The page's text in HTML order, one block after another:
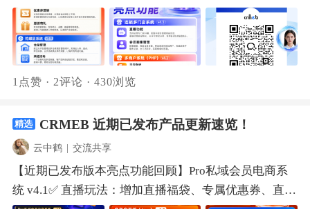
阶段，请各位创作者和投票用户关注每个阶段的主线内
容：8月7日起，你就可以行动了！️️登录CRMEB后台设
计主题：https://theme-admin.crmeb.net/admin/login⚠️建
议使用PC端登录创作设计制作原创商城主题，上传作品
为参赛作品即可！✅商城主题设计、主题广场使用教
程，️请点击下方链接查看！
https://doc.crmeb.com/single/v6/40013谁可以参加？参
赛方：所有CRMEB客户、入驻合作商、独立设计师/开
发者。只要有创意有想法，都可以来投稿，作品数量不
由创建时效卡（年卡、季卡、月卡等）、次数卡，灵活
定价并配置服务内容，完美适配美业、健身、培训等不
同业态需求，彻底解决传统线下卡项登记繁琐、余量模
糊、核销不便等问题。比如：一家美容院可以上架一
个“面部护理10次卡”，设置90天内有效；一家健身房可
培机构则可以发布“20节编程课包”，有效期为一年。使
用频次、有效期都可以灵活设置，满足不同行业不同场
景的使用需求。分次核销使用，余量清晰透明用户在商
品详情页能清楚看到包含哪些服务项目、每个项目可核
动绑定上下级，新增转赠溯源与作废机制，让优惠券从
促单工具升级为裂变营销利器。2、邀请有礼：双向奖
励机制，支持积分、余额、佣金等多种奖品，邀请人与
被邀请人同时获奖，让老用户主动拉新。 陀螺匠系统
v2.51、仓储管理：建立从产品管理到多仓调拨的管理
存预警，让每件货有迹可循。2、渠道活码：一个活码
对应多位客服，客户扫码自动加好友、推送欢迎语、邀
请入群，高效沉淀私域流量。 多商户系统（Java）
v2.41、自动分账：对接微信收付通，实现合单支付、
自动分账、商户线上进件、推广员佣金分账的全流程自
1点赞 · 2评论 · 430浏览
精选 CRMEB 近期已发布产品更新速览！
云中鹤 | 交流共享
【近期已发布版本亮点功能回顾】Pro私域会员电商系
统 v4.1✅ 直播玩法：增加直播福袋、专属优惠券、直播